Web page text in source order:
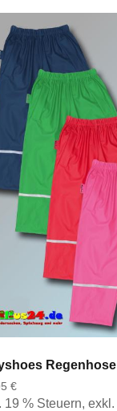
€
19 % Steuern, exkl.